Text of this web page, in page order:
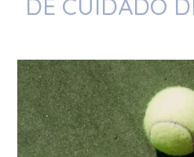
DE CUIDADO